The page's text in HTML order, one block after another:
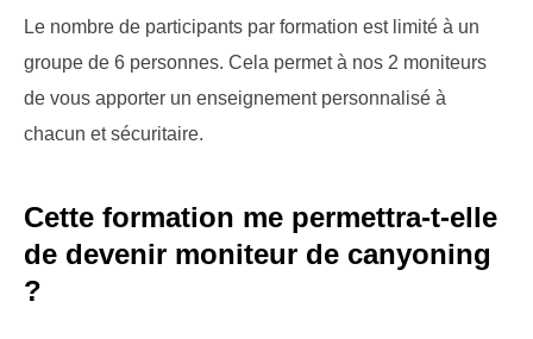
Le nombre de participants par formation est limité à un
groupe de 6 personnes. Cela permet à nos 2 moniteurs
de vous apporter un enseignement personnalisé à
chacun et sécuritaire.
Cette formation me permettra-t-elle
de devenir moniteur de canyoning
?